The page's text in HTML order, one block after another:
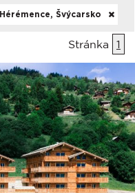
Hérémence, Švýcarsko
Stránka 1